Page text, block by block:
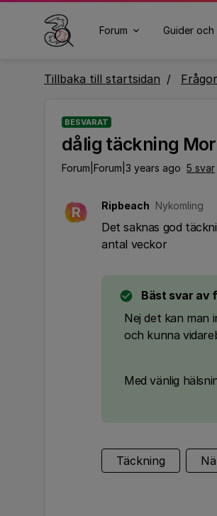
Forum Guider
Tillbaka till startsidan
BESVARAT
dålig täckning
Forum|Forum|3 years ago 5 svar
R Ripbeach Nykomling
Det saknas god
antal veckor
Bäst svar av
Nej det kan man
och kunna
Med vänlig
Täckning